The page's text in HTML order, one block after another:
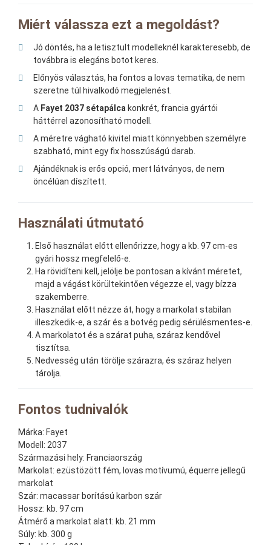
Miért válassza ezt a megoldást?
Jó döntés, ha a letisztult modelleknél karakteresebb, de
továbbra is elegáns botot keres.
Előnyös választás, ha fontos a lovas tematika, de nem
szeretne túl hivalkodó megjelenést.
A Fayet 2037 sétapálca konkrét, francia gyártói
háttérrel azonosítható modell.
A méretre vágható kivitel miatt könnyebben személyre
szabható, mint egy fix hosszúságú darab.
Ajándéknak is erős opció, mert látványos, de nem
öncélúan díszített.
Használati útmutató
Első használat előtt ellenőrizze, hogy a kb. 97 cm-es
gyári hossz megfelelő-e.
Ha rövidíteni kell, jelölje be pontosan a kívánt méretet,
majd a vágást körültekintően végezze el, vagy bízza
szakemberre.
Használat előtt nézze át, hogy a markolat stabilan
illeszkedik-e, a szár és a botvég pedig sérülésmentes-e.
A markolatot és a szárat puha, száraz kendővel
tisztítsa.
Nedvesség után törölje szárazra, és száraz helyen
tárolja.
Fontos tudnivalók
Márka: Fayet
Modell: 2037
Származási hely: Franciaország
Markolat: ezüstözött fém, lovas motívumú, équerre jellegű
markolat
Szár: macassar borítású karbon szár
Hossz: kb. 97 cm
Átmérő a markolat alatt: kb. 21 mm
Súly: kb. 300 g